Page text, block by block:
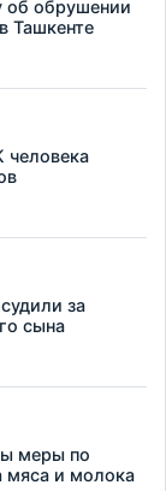
об обрушении
Ташкенте
за
сына
меры по
мяса и молока